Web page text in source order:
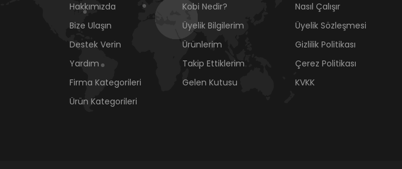
Hakkımızda
Bize Ulaşın
Destek Verin
Yardım
Firma Kategorileri
Ürün Kategorileri
Kobi Nedir?
Üyelik Bilgilerim
Ürünlerim
Takip Ettiklerim
Gelen Kutusu
Nasıl Çalışır
Üyelik Sözleşmesi
Gizlilik Politikası
Çerez Politikası
KVKK